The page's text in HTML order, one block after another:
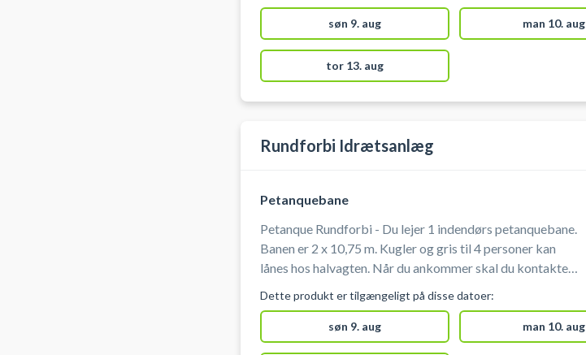
søn 9. aug man 10. aug
tor 13. aug
Rundforbi Idrætsanlæg
Petanquebane
Petanque Rundforbi - Du lejer 1 indendørs petanquebane.
Banen er 2 x 10,75 m. Kugler og gris til 4 personer kan
lånes hos halvagten. Når du ankommer skal du kontakte
Dette produkt er tilgængeligt på disse datoer:
søn 9. aug man 10. aug